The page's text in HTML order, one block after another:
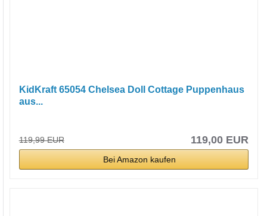
KidKraft 65054 Chelsea Doll Cottage Puppenhaus
aus...
119,99 EUR 119,00 EUR
Bei Amazon kaufen